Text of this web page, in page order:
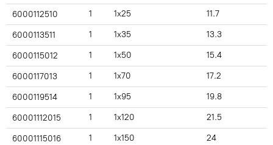
6000112510 1 1x25 11.7
6000113511 1 1x35 13.3
6000115012 1 1x50 15.4
6000117013 1 1x70 17.2
6000119514 1 1x95 19.8
60001112015 1 1x120 21.5
60001115016 1 1x150 24